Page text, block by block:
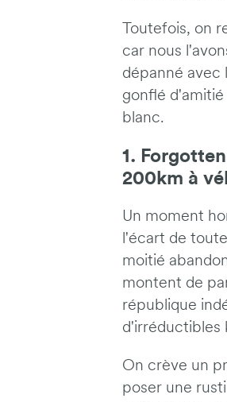
Toutefois, on
car nous
dépanné
gonflé
blanc.
1.
200km à
Un moment
l'écart de
moitié
montent de
république
d'irréductibles
On crève un
poser une